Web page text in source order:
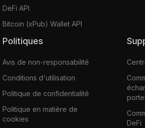
DeFi API
Bitcoin (xPub) Wallet API
Politiques
Avis de non-responsabilité
Conditions d'utilisation
Politique de confidentialité
Politique en matière de
cookies
DeFi